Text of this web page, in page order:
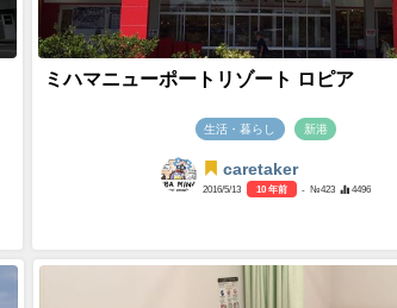
ミハマニューポートリゾート ロピア
生活・暮らし 新港
caretaker
2016/5/13 10 年前 - №423 4496